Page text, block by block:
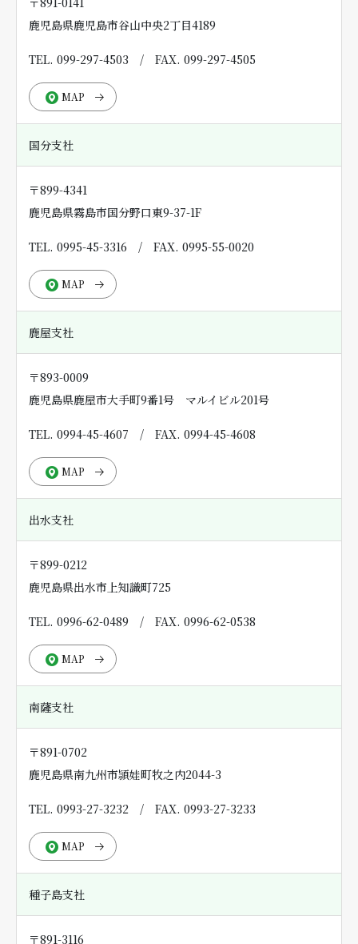
鹿児島県鹿児島市谷山中央2丁目4189
TEL. 099-297-4503 / FAX. 099-297-4505
MAP
国分支社
〒899-4341
鹿児島県霧島市国分野口東9-37-1F
TEL. 0995-45-3316 / FAX. 0995-55-0020
MAP
鹿屋支社
〒893-0009
鹿児島県鹿屋市大手町9番1号 マルイビル201号
TEL. 0994-45-4607 / FAX. 0994-45-4608
MAP
出水支社
〒899-0212
鹿児島県出水市上知識町725
TEL. 0996-62-0489 / FAX. 0996-62-0538
MAP
南薩支社
〒891-0702
鹿児島県南九州市頴娃町牧之内2044-3
TEL. 0993-27-3232 / FAX. 0993-27-3233
MAP
種子島支社
〒891-3116